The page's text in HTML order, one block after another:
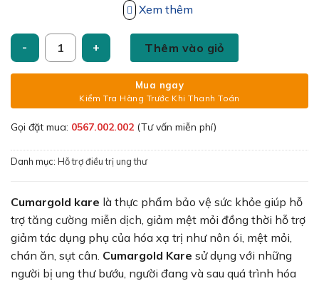
người bị ung thư bướu, người đang và sau quá trình hóa
do gốc oxy hóa gây ra. Cumargold Kare là sản phẩm
được sản xuất bởi Công ty Cổ phần Dược Trung Ương
Mediplantex. Mediplantex với hơn 50 năm xây dựng và
phát triển, đóng góp cho sự nghiệp chăm sóc sức khỏe
Xem thêm
Viên uống CumarGold Kare CVI Pharma hỗ trợ giảm nguy
Thêm vào giỏ
Mua ngay
Kiểm Tra Hàng Trước Khi Thanh Toán
Gọi đặt mua: 0567.002.002 (Tư vấn miễn phí)
Danh mục: Hỗ trợ điều trị ung thư
Cumargold kare là thực phẩm bảo vệ sức khỏe giúp hỗ
trợ tăng cường miễn dịch , giảm mệt mỏi đồng thời hỗ trợ
giảm tác dụng phụ của hóa xạ trị như nôn ói, mệt mỏi,
chán ăn, sụt cân. Cumargold Kare sử dụng với những
người bị ung thư bướu, người đang và sau quá trình hóa